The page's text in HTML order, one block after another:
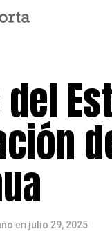
en julio 29, 2025